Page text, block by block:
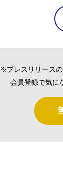
※プレスリリースの
会員登録で気に